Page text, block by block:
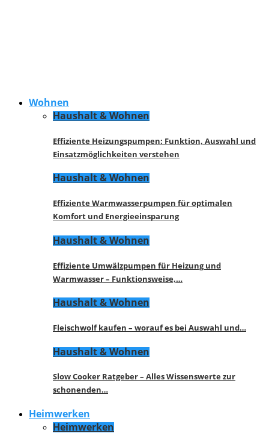
Wohnen
Haushalt & Wohnen
Effiziente Heizungspumpen: Funktion, Auswahl und
Einsatzmöglichkeiten verstehen
Haushalt & Wohnen
Effiziente Warmwasserpumpen für optimalen
Komfort und Energieeinsparung
Haushalt & Wohnen
Effiziente Umwälzpumpen für Heizung und
Warmwasser – Funktionsweise,…
Haushalt & Wohnen
Fleischwolf kaufen – worauf es bei Auswahl und…
Haushalt & Wohnen
Slow Cooker Ratgeber – Alles Wissenswerte zur
schonenden…
Heimwerken
Heimwerken